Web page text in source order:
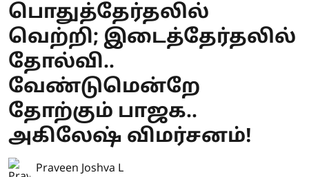
பொதுத்தேர்தலில்
வெற்றி; இடைத்தேர்தலில்
தோல்வி..
வேண்டுமென்றே
தோற்கும் பாஜக..
அகிலேஷ் விமர்சனம்!
Praveen Joshva L